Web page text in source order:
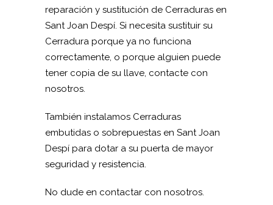
reparación y sustitución de Cerraduras en
Sant Joan Despí. Si necesita sustituir su
Cerradura porque ya no funciona
correctamente, o porque alguien puede
tener copia de su llave, contacte con
nosotros.
También instalamos Cerraduras
embutidas o sobrepuestas en Sant Joan
Despí para dotar a su puerta de mayor
seguridad y resistencia.
No dude en contactar con nosotros.